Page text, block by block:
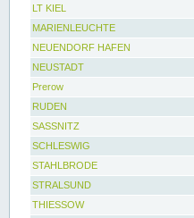
LT KIEL
MARIENLEUCHTE
NEUENDORF HAFEN
NEUSTADT
Prerow
RUDEN
SASSNITZ
SCHLESWIG
STAHLBRODE
STRALSUND
THIESSOW